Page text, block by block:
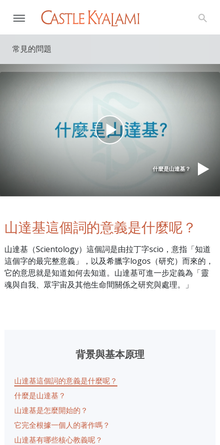
常見的問題
什麼是山達基？
山達基這個詞的意義是什麼呢？
山達基（Scientology）這個詞是由拉丁字scio，意指「知道
這個字的最完整意義」，以及希臘字logos（研究）而來的，
它的意思就是知道如何去知道。山達基可進一步定義為「靈
魂與自我、眾宇宙及其他生命間關係之研究與處理。」
背景與基本原理
山達基這個詞的意義是什麼呢？
什麼是山達基？
山達基是怎麼開始的？
它完全根據一個人的著作嗎？
山達基有哪些核心教義呢？